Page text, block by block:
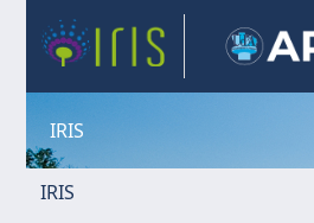
IRIS
IRIS